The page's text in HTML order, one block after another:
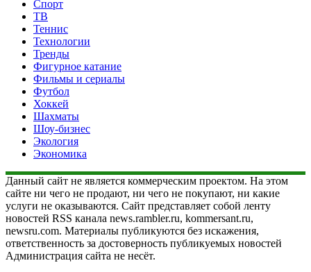
Спорт
ТВ
Теннис
Технологии
Тренды
Фигурное катание
Фильмы и сериалы
Футбол
Хоккей
Шахматы
Шоу-бизнес
Экология
Экономика
Данный сайт не является коммерческим проектом. На этом
сайте ни чего не продают, ни чего не покупают, ни какие
услуги не оказываются. Сайт представляет собой ленту
новостей RSS канала news.rambler.ru, kommersant.ru,
newsru.com. Материалы публикуются без искажения,
ответственность за достоверность публикуемых новостей
Администрация сайта не несёт.